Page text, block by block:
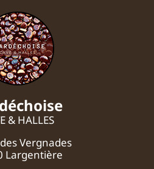
& HALLES
Vergnades
Largentière